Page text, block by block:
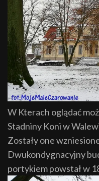
W Kterach oglądać
Stadniny Koni w
Zostały one
Dwukondygnacyjny
portykiem powstał w